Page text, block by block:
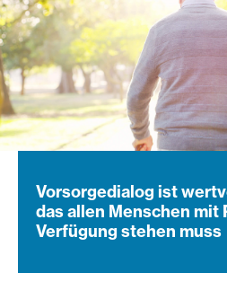
Vorsorgedialog ist
das allen Menschen mit
Verfügung stehen muss